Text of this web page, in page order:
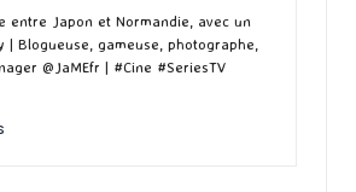
entre Japon et Normandie, avec un
| Blogueuse, gameuse, photographe,
@JaMEfr | #Cine #SeriesTV